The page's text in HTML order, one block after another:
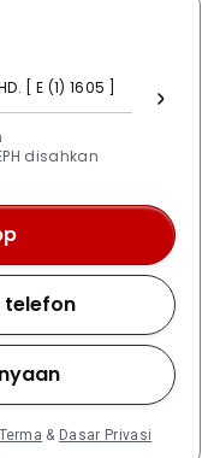
[ E (1) 1605 ]
disahkan
telefon
Terma & Dasar Privasi